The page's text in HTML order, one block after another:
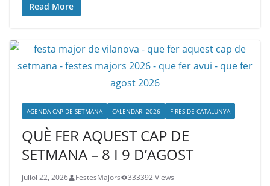
Read More
AGENDA CAP DE SETMANA CALENDARI 2026 FIRES DE CATALUNYA
QUÈ FER AQUEST CAP DE
SETMANA – 8 I 9 D’AGOST
juliol 22, 2026 FestesMajors 333392 Views